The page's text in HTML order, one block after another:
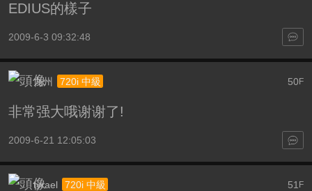
EDIUS的樣子
2009-6-3 09:32:48
50F
九州 720i 中級
非常强大哦谢谢了!
2009-6-21 12:05:03
51 F
tyrael 720i 中級